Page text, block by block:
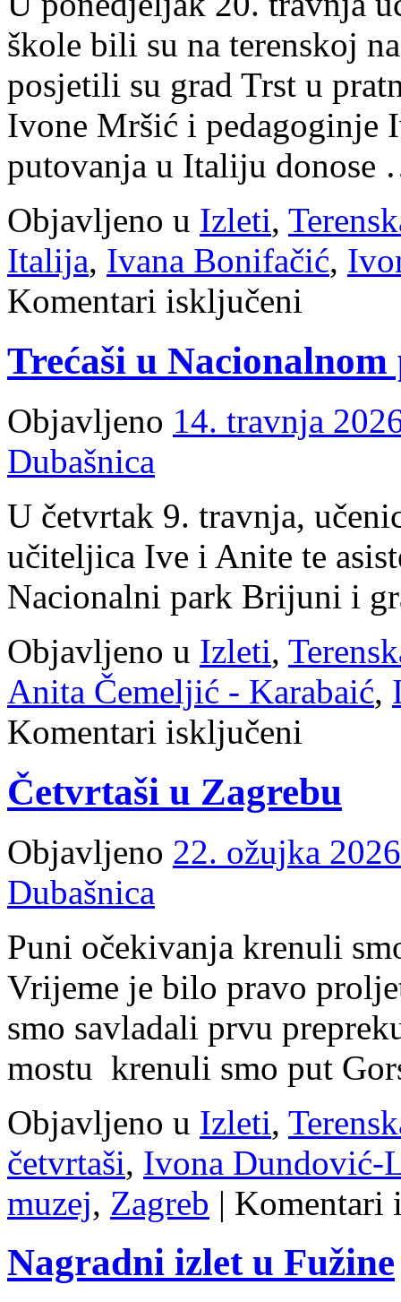
škole bili su na terenskoj
posjetili su grad Trst u
Ivone Mršić i pedagoginje
putovanja u Italiju
Objavljeno u Izleti,
Italija, Ivana Bonifačić,
Komentari isključeni
Trst
Trećaši u
Objavljeno 14. travnja
Dubašnica
U četvrtak 9. travnja,
učiteljica Ive i Anite te
Nacionalni park Brijuni i
Objavljeno u Izleti,
Anita Čemeljić - Karabaić,
Komentari isključeni
parku
Brijuni
i
Četvrtaši u Zagrebu
Objavljeno 22. ožujka
Dubašnica
Puni očekivanja krenuli
Vrijeme je bilo pravo
smo savladali prvu
mostu krenuli smo put
Objavljeno u Izleti,
četvrtaši, Ivona Dundović-
muzej, Zagreb | Komentari
Nagradni izlet u Fužine